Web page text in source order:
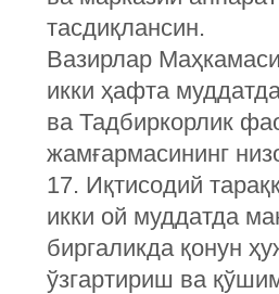
тасдиқлансин.
Вазирлар
икки ҳафта
ва Тадбиркорлик
жамғармасининг
17. Иқтисодий
икки ой муддатда
биргаликда қонун
ўзгартириш ва